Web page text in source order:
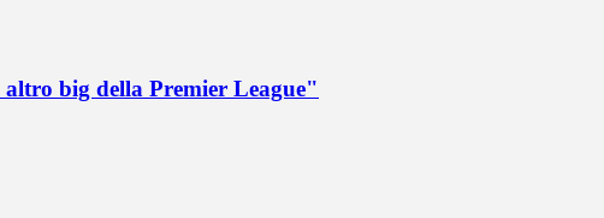
big della Premier League"